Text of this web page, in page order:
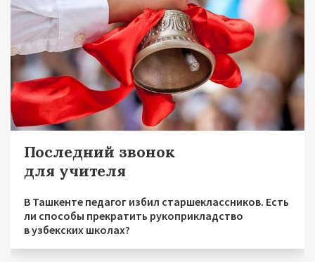
Последний звонок
для учителя
В Ташкенте педагог избил старшеклассников. Есть
ли способы прекратить рукоприкладство
в узбекских школах?